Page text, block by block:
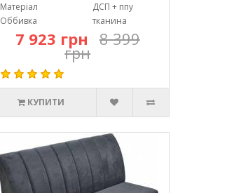
Матеріал
ДСП + ппу
Оббивка
тканина
7 923 грн 8 399
грн
КУПИТИ